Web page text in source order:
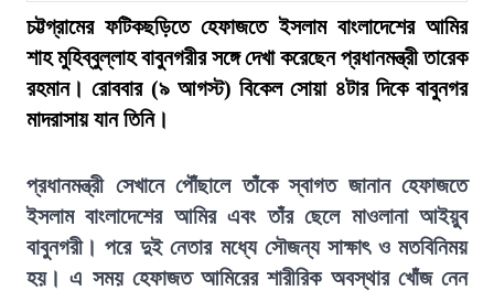
চট্টগ্রামের ফটিকছড়িতে হেফাজতে ইসলাম বাংলাদেশের আমির
শাহ মুহিব্বুল্লাহ বাবুনগরীর সঙ্গে দেখা করেছেন প্রধানমন্ত্রী তারেক
রহমান। রোববার (৯ আগস্ট) বিকেল সোয়া ৪টার দিকে বাবুনগর
মাদরাসায় যান তিনি।
প্রধানমন্ত্রী সেখানে পৌঁছালে তাঁকে স্বাগত জানান হেফাজতে
ইসলাম বাংলাদেশের আমির এবং তাঁর ছেলে মাওলানা আইয়ুব
বাবুনগরী। পরে দুই নেতার মধ্যে সৌজন্য সাক্ষাৎ ও মতবিনিময়
হয়। এ সময় হেফাজত আমিরের শারীরিক অবস্থার খোঁজ নেন